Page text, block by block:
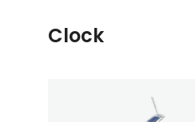
Clock